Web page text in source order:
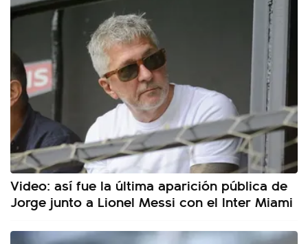
Video: así fue la última aparición pública de
Jorge junto a Lionel Messi con el Inter Miami